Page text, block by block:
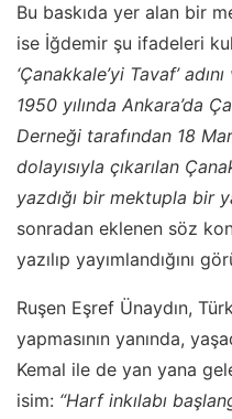
Bu baskıda yer alan bir
ise İğdemir şu ifadeleri
‘Çanakkale’yi Tavaf’
1950 yılında Ankara’da
Derneği tarafından 18
dolayısıyla çıkarılan
yazdığı bir mektupla bir
sonradan eklenen söz
yazılıp yayımlandığını
Ruşen Eşref Ünaydın,
yapmasının yanında,
Kemal ile de yan yana
isim: “Harf inkılabı